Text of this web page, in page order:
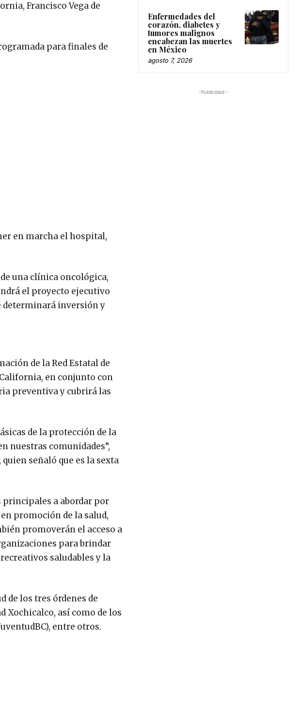
Francisco Vega de
para finales de
en marcha el hospital,
una clínica oncológica,
el proyecto ejecutivo
determinará inversión y
de la Red Estatal de
en conjunto con
preventiva y cubrirá las
de la protección de la
nuestras comunidades”,
señaló que es la sexta
principales a abordar por
promoción de la salud,
promoverán el acceso a
para brindar
saludables y la
de los tres órdenes de
Xochicalco, así como de los
entre otros.
Enfermedades del
corazón, diabetes y
tumores malignos
encabezan las muertes
en México
agosto 7, 2026
-Publicidad -